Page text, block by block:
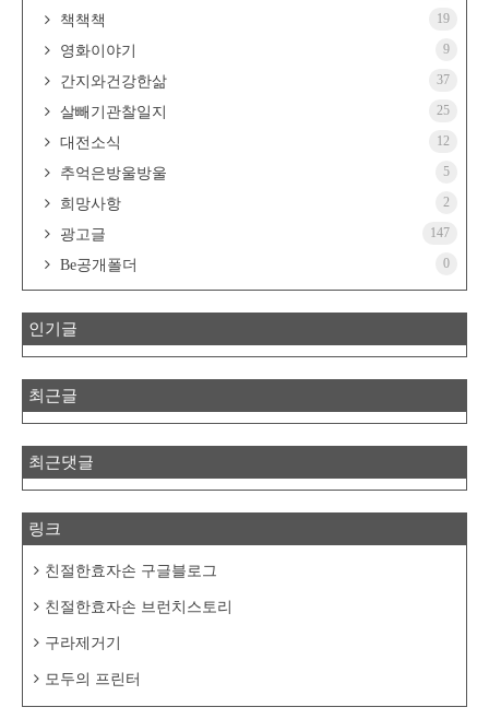
책책책 19
영화이야기 9
간지와건강한삶 37
살빼기관찰일지 25
대전소식 12
추억은방울방울 5
희망사항 2
광고글 147
Be공개폴더 0
인기글
최근글
최근댓글
링크
친절한효자손 구글블로그
친절한효자손 브런치스토리
구라제거기
모두의 프린터